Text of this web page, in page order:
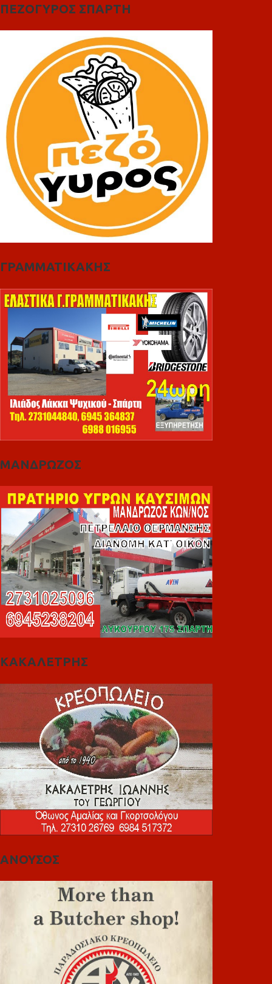
ΠΕΖΟΓΥΡΟΣ ΣΠΑΡΤΗ
ΓΡΑΜΜΑΤΙΚΑΚΗΣ
ΜΑΝΔΡΩΖΟΣ
ΚΑΚΑΛΕΤΡΗΣ
ΑΝΟΥΣΟΣ